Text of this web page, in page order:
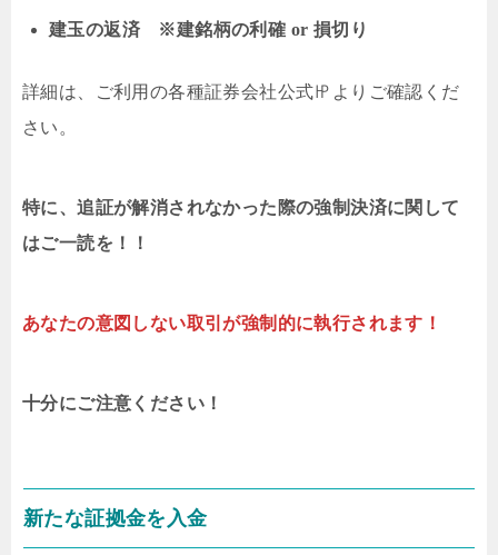
建玉の返済 ※建銘柄の利確 or 損切り
詳細は、ご利用の各種証券会社公式㏋よりご確認くだ
さい。
特に、追証が解消されなかった際の強制決済に関して
はご一読を！！
あなたの意図しない取引が強制的に執行されます！
十分にご注意ください！
新たな証拠金を入金